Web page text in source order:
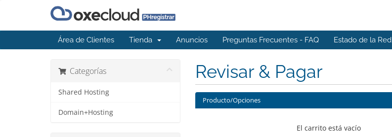
Área de Clientes Tienda Anuncios Preguntas Frecuentes - FAQ Estado de la Red
Categorías
Shared Hosting
Domain+Hosting
Revisar & Pagar
Producto/Opciones
El carrito está vacío